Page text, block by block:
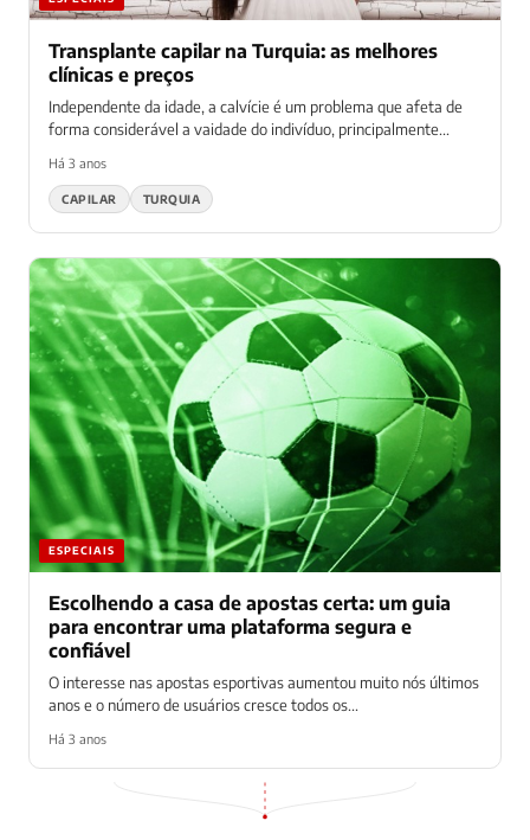
Transplante capilar na Turquia: as melhores
clínicas e preços
Independente da idade, a calvície é um problema que afeta de
forma considerável a vaidade do indivíduo, principalmente...
Há 3 anos
CAPILAR TURQUIA
ESPECIAIS
Escolhendo a casa de apostas certa: um guia
para encontrar uma plataforma segura e
confiável
O interesse nas apostas esportivas aumentou muito nós últimos
anos e o número de usuários cresce todos os...
Há 3 anos